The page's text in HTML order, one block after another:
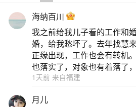
以选择穿红色内裤、袜子或者
冲太岁的影响。其次，佩戴吉
破解方法。你可以选择佩戴与
吉祥物，如本命佛
2、化解犯太岁的有效方法
海纳百川
我之前给我儿子看的工作和
婚，给我愁坏了。去年找慧
正缘出现，工作也会有转机
也落实了，对象也有着落了
1天前 来自福建
月儿